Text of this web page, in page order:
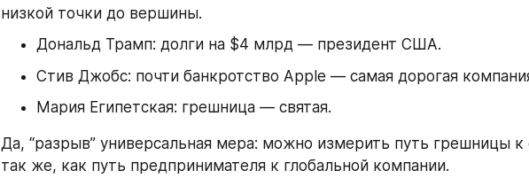
низкой точки до вершины.
Дональд Трамп: долги на $4 млрд — президент США.
Стив Джобс: почти банкротство Apple — самая дорогая
Мария Египетская: грешница — святая.
Да, “разрыв” универсальная мера: можно измерить путь грешницы к
так же, как путь предпринимателя к глобальной компании.